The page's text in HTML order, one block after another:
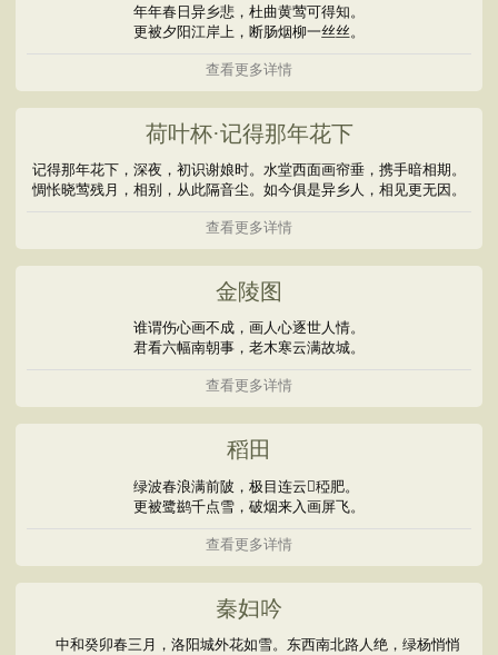
年年春日异乡悲，杜曲黄莺可得知。
更被夕阳江岸上，断肠烟柳一丝丝。
查看更多详情
荷叶杯·记得那年花下
记得那年花下，深夜，初识谢娘时。水堂西面画帘垂，携手暗相期。
惆怅晓莺残月，相别，从此隔音尘。如今俱是异乡人，相见更无因。
查看更多详情
金陵图
谁谓伤心画不成，画人心逐世人情。
君看六幅南朝事，老木寒云满故城。
查看更多详情
稻田
绿波春浪满前陂，极目连云稏肥。
更被鹭鹚千点雪，破烟来入画屏飞。
查看更多详情
秦妇吟
中和癸卯春三月，洛阳城外花如雪。东西南北路人绝，绿杨悄悄